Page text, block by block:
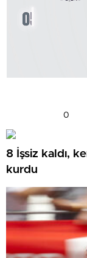
0
8 İşsiz kaldı,
kurdu